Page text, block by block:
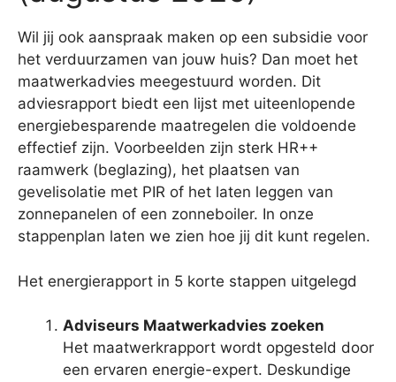
Wil jij ook aanspraak maken op een subsidie voor
het verduurzamen van jouw huis? Dan moet het
maatwerkadvies meegestuurd worden. Dit
adviesrapport biedt een lijst met uiteenlopende
energiebesparende maatregelen die voldoende
effectief zijn. Voorbeelden zijn sterk HR++
raamwerk (beglazing), het plaatsen van
gevelisolatie met PIR of het laten leggen van
zonnepanelen of een zonneboiler. In onze
stappenplan laten we zien hoe jij dit kunt regelen.
Het energierapport in 5 korte stappen uitgelegd
Adviseurs Maatwerkadvies zoeken
Het maatwerkrapport wordt opgesteld door
een ervaren energie-expert. Deskundige